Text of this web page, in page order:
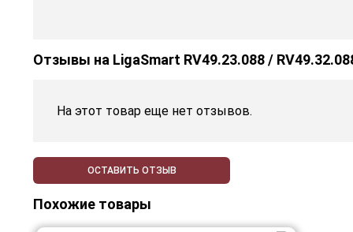
Отзывы на LigaSmart RV49.23.088 /
На этот товар еще нет отзывов.
ОСТАВИТЬ ОТЗЫВ
Похожие товары